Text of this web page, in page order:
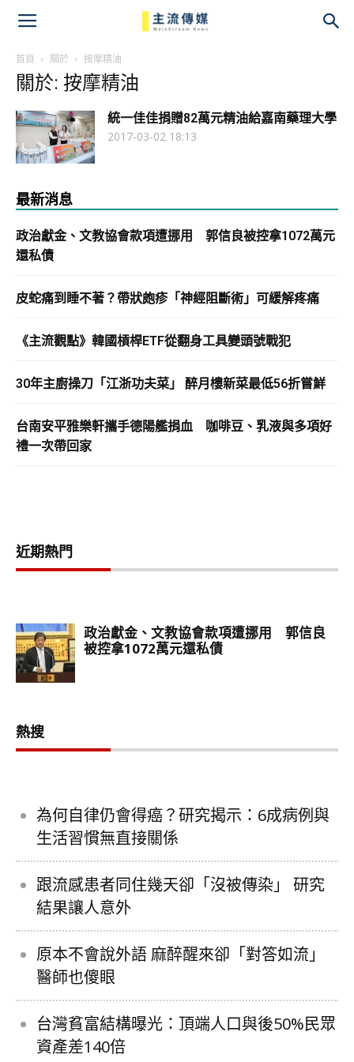
首頁 關於 按摩精油
關於: 按摩精油
統一佳佳捐贈82萬元精油給嘉南藥理大學
2017-03-02 18:13
最新消息
政治獻金、文教協會款項遭挪用 郭信良被控拿1072萬元
還私債
皮蛇痛到睡不著？帶狀皰疹「神經阻斷術」可緩解疼痛
《主流觀點》韓國槓桿ETF從翻身工具變頭號戰犯
30年主廚操刀「江浙功夫菜」 醉月樓新菜最低56折嘗鮮
台南安平雅樂軒攜手德陽艦捐血 咖啡豆、乳液與多項好
禮一次帶回家
近期熱門
熱搜
為何自律仍會得癌？研究揭示：6成病例與
生活習慣無直接關係
跟流感患者同住幾天卻「沒被傳染」 研究
結果讓人意外
原本不會說外語 麻醉醒來卻「對答如流」
醫師也傻眼
台灣貧富結構曝光：頂端人口與後50%民眾
資產差140倍